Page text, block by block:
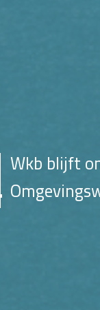
Wkb blijft